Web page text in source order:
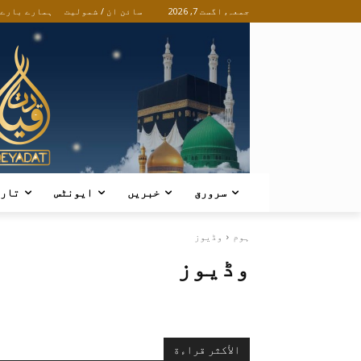
جمعہ, اگست 7, 2026 سائن ان / شمولیت ہمارے بارے
سرورق خبریں ایونٹس
ہوم وڈیوز
وڈیوز
الأكثر قراءة